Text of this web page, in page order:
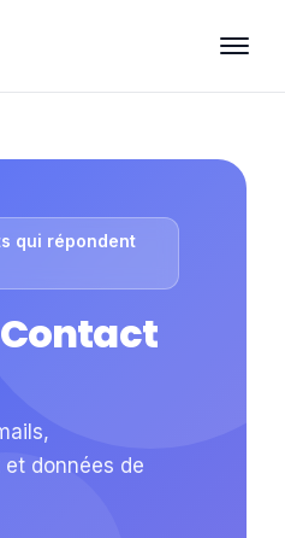
qui répondent
données de